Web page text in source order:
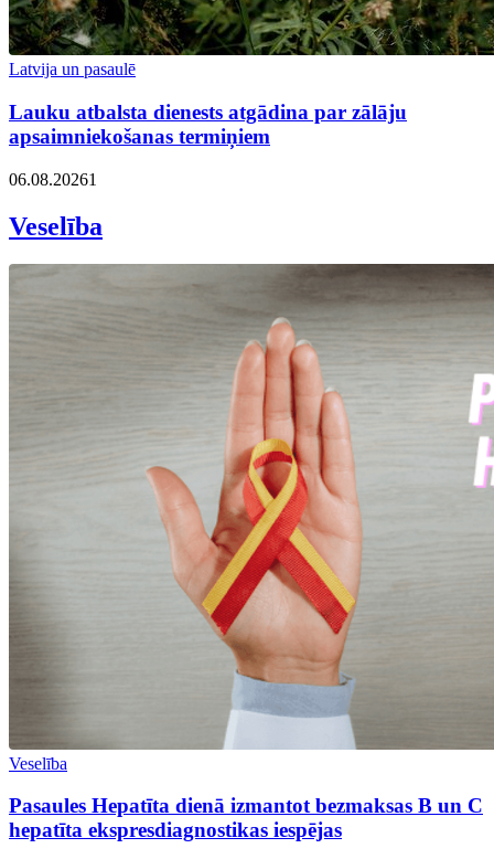
Latvija un pasaulē
Lauku atbalsta dienests atgādina par zālāju
apsaimniekošanas termiņiem
06.08.20261
Veselība
Veselība
Pasaules Hepatīta dienā izmantot bezmaksas B un C
hepatīta ekspresdiagnostikas iespējas